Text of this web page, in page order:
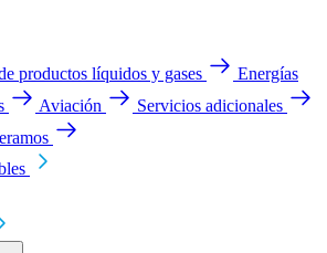
productos líquidos y gases
Energías
Aviación
Servicios adicionales